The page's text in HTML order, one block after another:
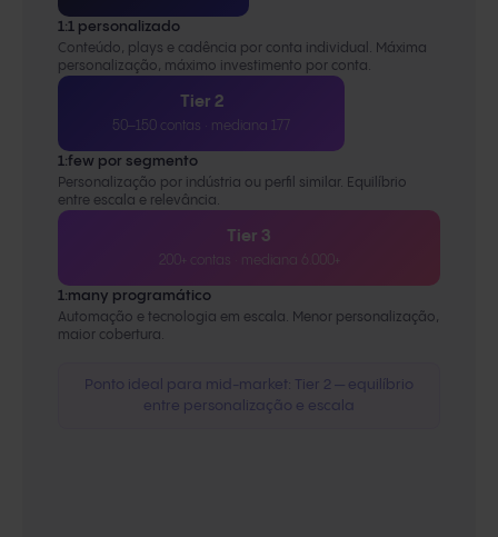
1:1 personalizado
Conteúdo, plays e cadência por conta individual. Máxima
personalização, máximo investimento por conta.
Tier 2
50–150 contas · mediana 177
1:few por segmento
Personalização por indústria ou perfil similar. Equilíbrio
entre escala e relevância.
Tier 3
200+ contas · mediana 6.000+
1:many programático
Automação e tecnologia em escala. Menor personalização,
maior cobertura.
Ponto ideal para mid-market: Tier 2 — equilíbrio
entre personalização e escala